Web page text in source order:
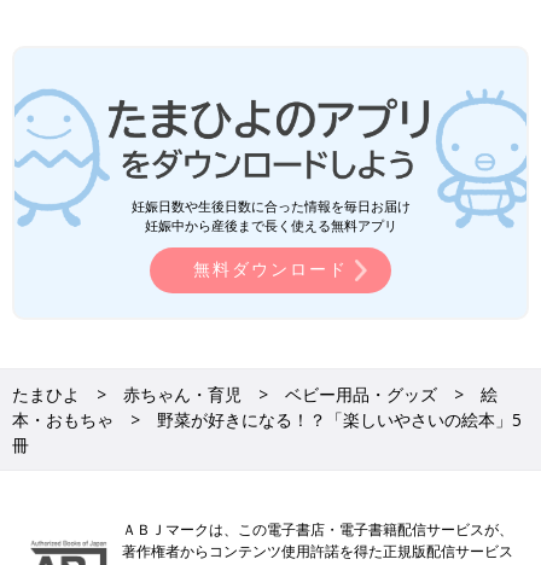
妊娠日数や生後日数に合った情報を毎日お届け
妊娠中から産後まで長く使える無料アプリ
無料ダウンロード
たまひよ 赤ちゃん・育児 ベビー用品・グッズ
絵
本・おもちゃ
野菜が好きになる！？「楽しいやさいの絵本」5
冊
ＡＢＪマークは、この電子書店・電子書籍配信サービスが、
著作権者からコンテンツ使用許諾を得た正規版配信サービス